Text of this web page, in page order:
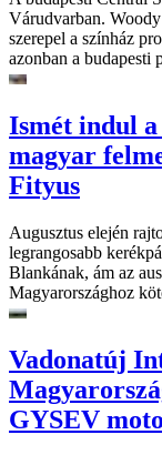
Várudvarban.
szerepel a színház
azonban a budapesti
Ismét indul
magyar
Fityus
Augusztus elején
legrangosabb
Blankának, ám az
Magyarországhoz
Vadonatúj
GYSEV